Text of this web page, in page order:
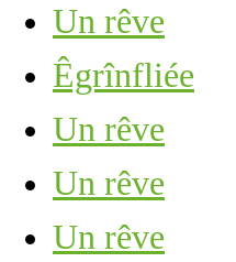
Un rêve
Êgrînfliée
Un rêve
Un rêve
Un rêve